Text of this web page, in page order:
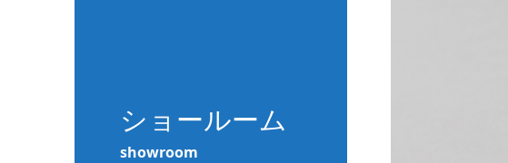
ショールーム
showroom